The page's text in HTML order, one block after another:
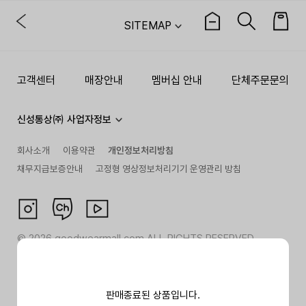
판매종료된 상품입니다.
SITEMAP
고객센터 매장안내 멤버십 안내 단체주문문의
신성통상㈜ 사업자정보
회사소개 이용약관
개인정보처리방침
채무지급보증안내
고정형 영상정보처리기기 운영관리 방침
©2026goodwearmall.com ALL RIGHTS RESERVED